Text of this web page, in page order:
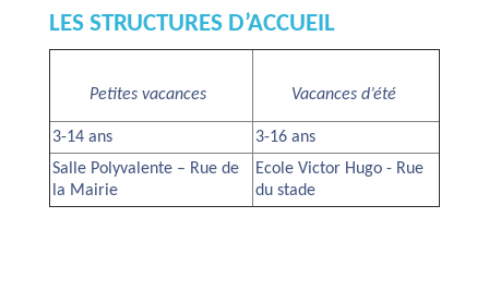
LES STRUCTURES D’ACCUEIL
Petites vacances Vacances d’été
3-14 ans
3-16 ans
Salle Polyvalente – Rue de
la Mairie
Ecole Victor Hugo - Rue
du stade